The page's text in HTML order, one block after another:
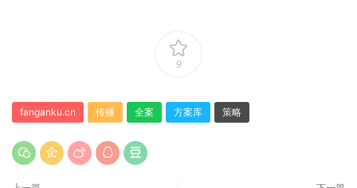
9
fanganku.cn 传播 全案 方案库 策略